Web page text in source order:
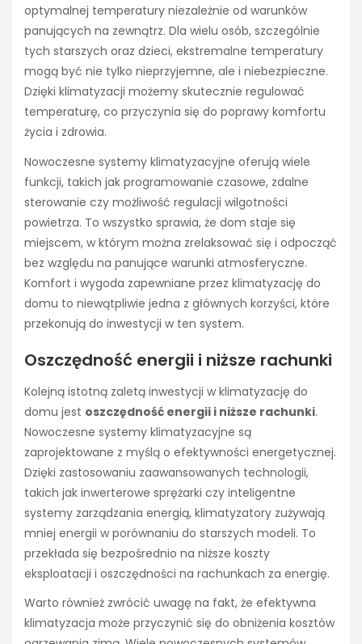
optymalnej temperatury niezależnie od warunków
panujących na zewnątrz. Dla wielu osób, szczególnie
tych starszych oraz dzieci, ekstremalne temperatury
mogą być nie tylko nieprzyjemne, ale i niebezpieczne.
Dzięki klimatyzacji możemy skutecznie regulować
temperaturę, co przyczynia się do poprawy komfortu
życia i zdrowia.
Nowoczesne systemy klimatyzacyjne oferują wiele
funkcji, takich jak programowanie czasowe, zdalne
sterowanie czy możliwość regulacji wilgotności
powietrza. To wszystko sprawia, że dom staje się
miejscem, w którym można zrelaksować się i odpocząć
bez względu na panujące warunki atmosferyczne.
Komfort i wygoda zapewniane przez klimatyzację do
domu to niewątpliwie jedna z głównych korzyści, które
przekonują do inwestycji w ten system.
Oszczędność energii i niższe rachunki
Kolejną istotną zaletą inwestycji w klimatyzację do
domu jest oszczędność energii i niższe rachunki.
Nowoczesne systemy klimatyzacyjne są
zaprojektowane z myślą o efektywności energetycznej.
Dzięki zastosowaniu zaawansowanych technologii,
takich jak inwerterowe sprężarki czy inteligentne
systemy zarządzania energią, klimatyzatory zużywają
mniej energii w porównaniu do starszych modeli. To
przekłada się bezpośrednio na niższe koszty
eksploatacji i oszczędności na rachunkach za energię.
Warto również zwrócić uwagę na fakt, że efektywna
klimatyzacja może przyczynić się do obniżenia kosztów